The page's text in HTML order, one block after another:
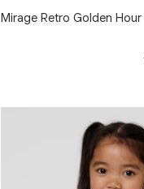
מכנסי גלישה לגברים - Mirage Retro Golden Hour